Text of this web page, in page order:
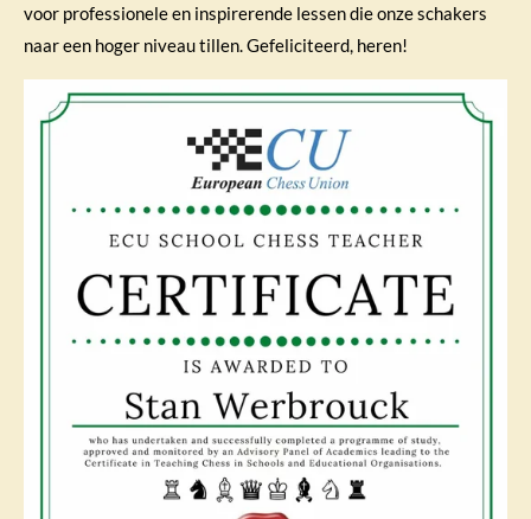
voor professionele en inspirerende lessen die onze schakers
naar een hoger niveau tillen. Gefeliciteerd, heren!